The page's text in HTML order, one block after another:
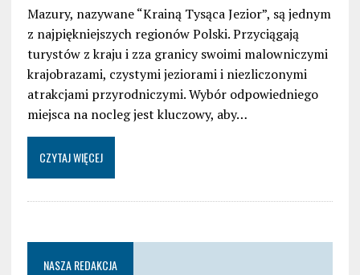
Mazury, nazywane “Krainą Tysąca Jezior”, są jednym
z najpiękniejszych regionów Polski. Przyciągają
turystów z kraju i zza granicy swoimi malowniczymi
krajobrazami, czystymi jeziorami i niezliczonymi
atrakcjami przyrodniczymi. Wybór odpowiedniego
miejsca na nocleg jest kluczowy, aby…
CZYTAJ WIĘCEJ
NASZA REDAKCJA